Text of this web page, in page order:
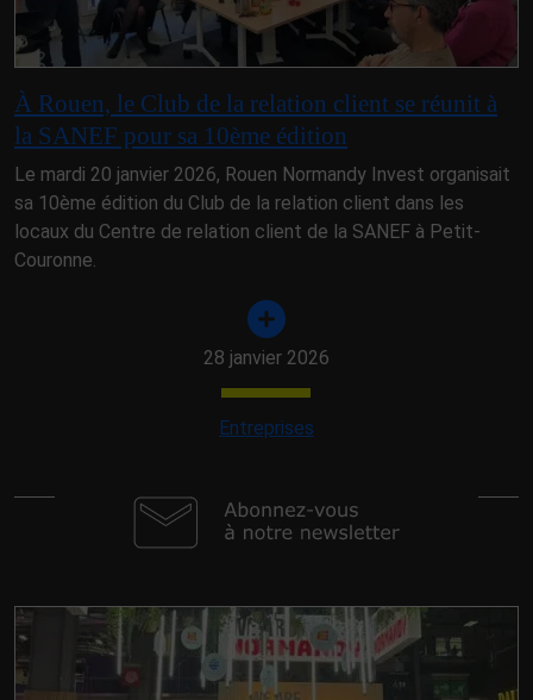
À Rouen, le Club de la relation client se réunit à
la SANEF pour sa 10ème édition
Le mardi 20 janvier 2026, Rouen Normandy Invest organisait
sa 10ème édition du Club de la relation client dans les
locaux du Centre de relation client de la SANEF à Petit-
Couronne.
28 janvier 2026
Entreprises